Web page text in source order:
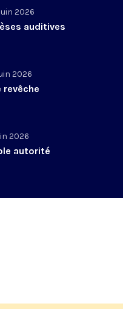
2026
auditives
2026
revêche
2026
autorité